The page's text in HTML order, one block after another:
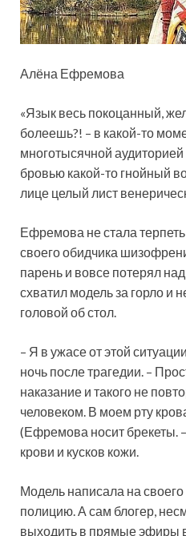
Алёна Ефремова
«Язык весь покоцанный,
болеешь?! – в какой-то
многотысячной аудиторией
бровью какой-то гнойный
лице целый лист
Ефремова не стала
своего обидчика
парень и вовсе потерял
схватил модель за горло и
головой об стол.
– Я в ужасе от этой
ночь после трагедии. –
наказание и такого не
человеком. В моем рту
(Ефремова носит брекеты.
крови и кусков кожи.
Модель написала на
полицию. А сам блогер,
выходить в прямые эфиры